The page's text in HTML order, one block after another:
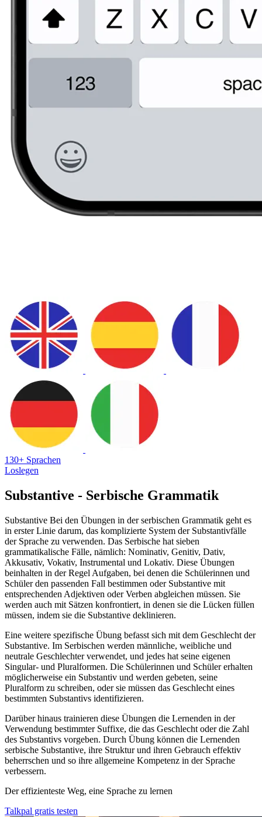
130+ Sprachen
Loslegen
Substantive - Serbische Grammatik
Substantive Bei den Übungen in der serbischen Grammatik geht es
in erster Linie darum, das komplizierte System der Substantivfälle
der Sprache zu verwenden. Das Serbische hat sieben
grammatikalische Fälle, nämlich: Nominativ, Genitiv, Dativ,
Akkusativ, Vokativ, Instrumental und Lokativ. Diese Übungen
beinhalten in der Regel Aufgaben, bei denen die Schülerinnen und
Schüler den passenden Fall bestimmen oder Substantive mit
entsprechenden Adjektiven oder Verben abgleichen müssen. Sie
werden auch mit Sätzen konfrontiert, in denen sie die Lücken füllen
müssen, indem sie die Substantive deklinieren.
Eine weitere spezifische Übung befasst sich mit dem Geschlecht der
Substantive. Im Serbischen werden männliche, weibliche und
neutrale Geschlechter verwendet, und jedes hat seine eigenen
Singular- und Pluralformen. Die Schülerinnen und Schüler erhalten
möglicherweise ein Substantiv und werden gebeten, seine
Pluralform zu schreiben, oder sie müssen das Geschlecht eines
bestimmten Substantivs identifizieren.
Darüber hinaus trainieren diese Übungen die Lernenden in der
Verwendung bestimmter Suffixe, die das Geschlecht oder die Zahl
des Substantivs vorgeben. Durch Übung können die Lernenden
serbische Substantive, ihre Struktur und ihren Gebrauch effektiv
beherrschen und so ihre allgemeine Kompetenz in der Sprache
verbessern.
Der effizienteste Weg, eine Sprache zu lernen
Talkpal gratis testen